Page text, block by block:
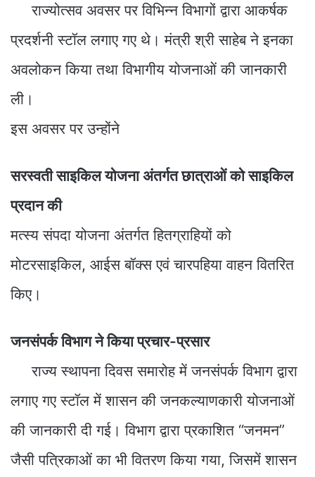
राज्योत्सव अवसर पर विभिन्न विभागों द्वारा आकर्षक
प्रदर्शनी स्टॉल लगाए गए थे। मंत्री श्री साहेब ने इनका
अवलोकन किया तथा विभागीय योजनाओं की जानकारी
ली।
इस अवसर पर उन्होंने
सरस्वती साइकिल योजना अंतर्गत छात्राओं को साइकिल
प्रदान की
मत्स्य संपदा योजना अंतर्गत हितग्राहियों को
मोटरसाइकिल, आईस बॉक्स एवं चारपहिया वाहन वितरित
किए।
जनसंपर्क विभाग ने किया प्रचार-प्रसार
राज्य स्थापना दिवस समारोह में जनसंपर्क विभाग द्वारा
लगाए गए स्टॉल में शासन की जनकल्याणकारी योजनाओं
की जानकारी दी गई। विभाग द्वारा प्रकाशित “जनमन”
जैसी पत्रिकाओं का भी वितरण किया गया, जिसमें शासन